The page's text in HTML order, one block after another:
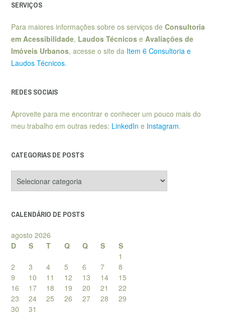
SERVIÇOS
Para maiores informações sobre os serviços de Consultoria
em Acessibilidade, Laudos Técnicos e Avaliações de
Imóveis Urbanos, acesse o site da Item 6 Consultoria e
Laudos Técnicos.
REDES SOCIAIS
Aproveite para me encontrar e conhecer um pouco mais do
meu trabalho em outras redes: LinkedIn e Instagram.
CATEGORIAS DE POSTS
de
CALENDÁRIO DE POSTS
agosto 2026
D
S T Q Q S
S
1
2
3 4 5 6 7
8
9
10 11 12 13 14
15
16
17 18 19 20 21
22
23
24 25 26 27 28
29
30
31